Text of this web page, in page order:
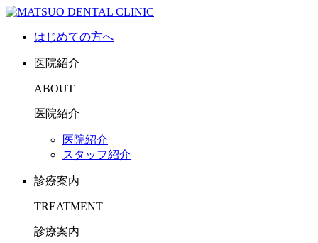
はじめての方へ
医院紹介
ABOUT
医院紹介
医院紹介
スタッフ紹介
診療案内
TREATMENT
診療案内